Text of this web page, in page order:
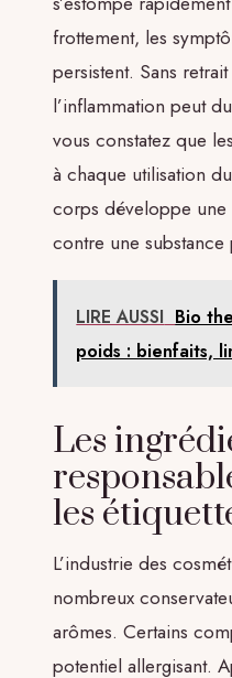
frottement, les
persistent. Sans
l’inflammation peut
vous constatez que
à chaque utilisation
corps développe
contre une substance
LIRE AUSSI Bio
poids : bienfaits,
Les
les
L’industrie des
nombreux
arômes. Certains
potentiel allergisant.